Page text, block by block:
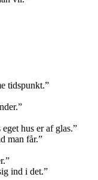
tidspunkt.”
hus er af glas.”
man får.”
ind i det.”